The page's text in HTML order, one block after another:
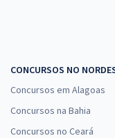
CONCURSOS NO
Concursos em Alagoas
Concursos na Bahia
Concursos no Ceará